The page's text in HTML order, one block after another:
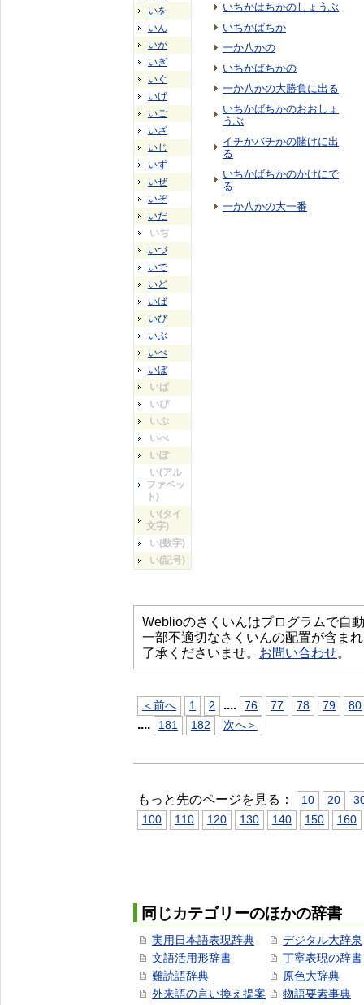
いを
いん
いが
いぎ
いぐ
いげ
いご
いざ
いじ
いず
いぜ
いぞ
いだ
いぢ
いづ
いで
いど
いば
いび
いぶ
いべ
いぼ
いぱ
いぴ
いぷ
いぺ
いぽ
い(アル
ファベッ
ト)
い(タイ
文字)
い(数字)
い(記号)
いちかはちかのしょうぶ
いちかばちか
一か八かの
いちかばちかの
一か八かの大勝負に出る
いちかばちかのおおしょ
うぶ
イチかバチかの賭けに出
る
いちかばちかのかけにで
る
一か八かの大一番
Weblioのさくいんはプログラムで自
一部不適切なさくいんの配置が含ま
了承くださいませ。 お問い合わせ。
＜前へ 1 2 .... 76 77 78 79 80
.... 181 182 次へ＞
もっと先のページを見る： 10 20
100
110 120 130 140 150 160
同じカテゴリーのほかの辞書
実用日本語表現辞典
文語活用形辞書
難読語辞典
外来語の言い換え提案
デジタル大辞泉
丁寧表現の辞書
原色大辞典
物語要素事典